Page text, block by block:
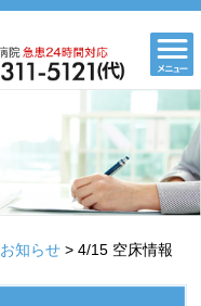
お知らせ > 4/15 空床情報